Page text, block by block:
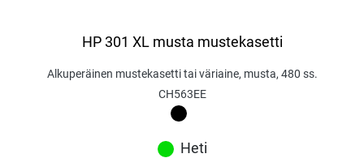
HP 301 XL musta mustekasetti
Alkuperäinen mustekasetti tai väriaine, musta, 480 ss.
CH563EE
Heti